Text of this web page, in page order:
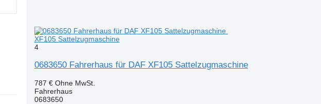
XF105 Sattelzugmaschine
4
0683650 Fahrerhaus für DAF XF105 Sattelzugmaschine
787 € Ohne MwSt.
Fahrerhaus
0683650